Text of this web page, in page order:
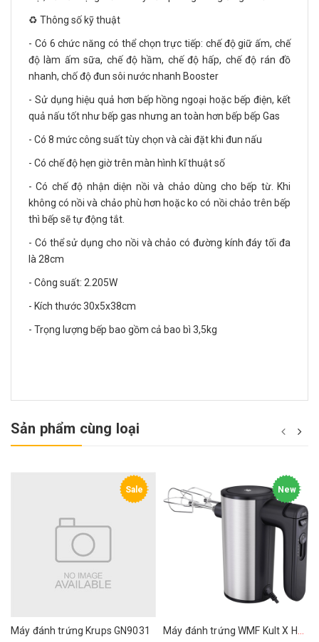
♻️ Thông số kỹ thuật
- Có 6 chức năng có thể chọn trực tiếp: chế độ giữ ấm, chế
độ làm ấm sữa, chế độ hầm, chế độ hấp, chế độ rán đồ
nhanh, chố độ đun sôi nước nhanh Booster
- Sử dụng hiệu quả hơn bếp hồng ngoại hoặc bếp điện, kết
quả nấu tốt như bếp gas nhưng an toàn hơn bếp bếp Gas
- Có 8 mức công suất tùy chọn và cài đặt khi đun nấu
- Có chế độ hẹn giờ trên màn hình kĩ thuật số
- Có chế độ nhận diện nồi và chảo dùng cho bếp từ. Khi
không có nồi và chảo phù hơn hoặc ko có nồi chảo trên bếp
thì bếp sẽ tự động tắt.
- Có thể sử dụng cho nồi và chảo có đường kính đáy tối đa
là 28cm
- Công suất: 2.205W
- Kích thước 30x5x38cm
- Trọng lượng bếp bao gồm cả bao bì 3,5kg
Sản phẩm cùng loại
Sale
Máy đánh trứng Krups GN9031
New